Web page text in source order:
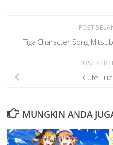
POST
Tiga Character Song
POST
Cute
MUNGKIN ANDA